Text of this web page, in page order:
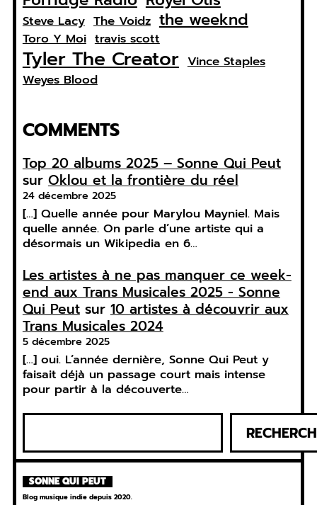
Steve Lacy The Voidz the weeknd
Toro Y Moi travis scott
Tyler The Creator Vince Staples
Weyes Blood
COMMENTS
Top 20 albums 2025 – Sonne Qui Peut
surOklou et la frontière du réel
24 décembre 2025
[…] Quelle année pour Marylou Mayniel. Mais
quelle année. On parle d’une artiste qui a
désormais un Wikipedia en 6…
Les artistes à ne pas manquer ce week-
end aux Trans Musicales 2025 - Sonne
Qui Peutsur10 artistes à découvrir aux
Trans Musicales 2024
5 décembre 2025
[…] oui. L’année dernière, Sonne Qui Peut y
faisait déjà un passage court mais intense
pour partir à la découverte…
R
c
h
eSONNE QUI PEUT
Blog musique indie depuis 2020.